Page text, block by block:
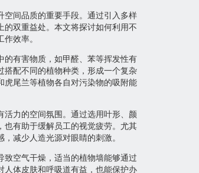
空间品质的重要手段。通过引入多样
双重益处。本文将探讨如何利用不
效率。
的有害物质，如甲醛、苯等挥发性有
搭配不同的植物种类，形成一个复杂
虎尾兰等植物各自对污染物的吸附能
活力的空间氛围。通过选用叶形、颜
也有助于缓解员工的视觉疲劳。尤其
减少人造光源对眼睛的刺激。
空气干燥，适当的植物墙能够通过
人体皮肤和呼吸道有益，也能保护办